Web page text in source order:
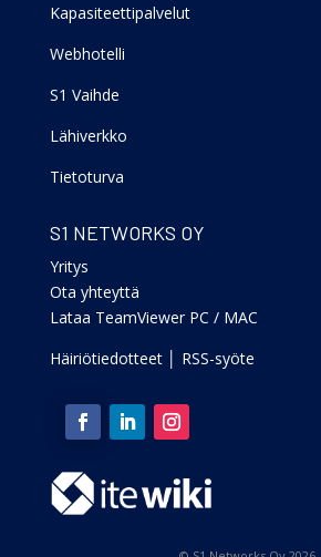
Kapasiteettipalvelut
Webhotelli
S1 Vaihde
Lähiverkko
Tietoturva
S1 NETWORKS OY
Yritys
Ota yhteyttä
Lataa TeamViewer PC / MAC
Häiriötiedotteet│ RSS-syöte